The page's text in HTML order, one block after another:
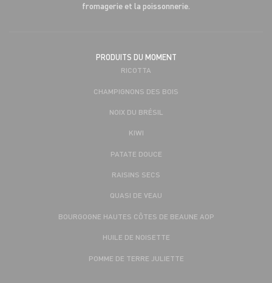
fromagerie et la poissonnerie.
PRODUITS DU MOMENT
RICOTTA
CHAMPIGNONS DES BOIS
NOIX DU BRÉSIL
KIWI
PATATE DOUCE
RAISINS SECS
QUASI DE VEAU
BOURGOGNE HAUTES CÔTES DE BEAUNE AOP
HUILE DE NOISETTE
POMME DE TERRE JULIETTE